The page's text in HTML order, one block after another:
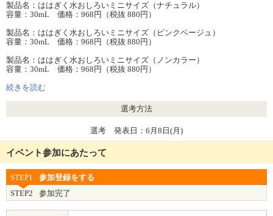
製品名：ははぎく水おしろいミニサイズ（ナチュラル）
容量：30mL 価格：968円（税抜 880円）
製品名：ははぎく水おしろいミニサイズ（ピンクベージュ）
容量：30mL 価格：968円（税抜 880円）
製品名：ははぎく水おしろいミニサイズ（ノンカラー）
容量：30mL 価格：968円（税抜 880円）
続きを読む
選考方法
選考 発表日：6月8日(月)
イベント参加にあたって
STEP1
参加登録をする
STEP2
参加完了